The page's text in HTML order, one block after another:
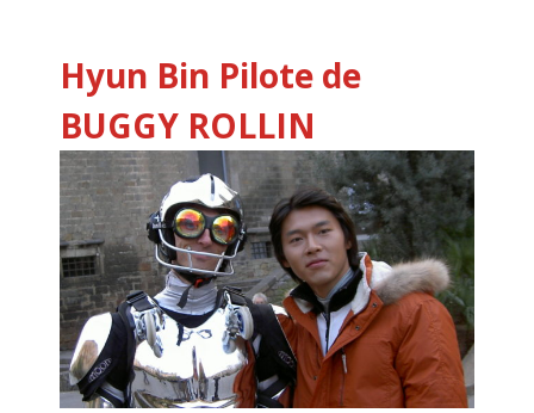
Hyun Bin Pilote de
BUGGY ROLLIN